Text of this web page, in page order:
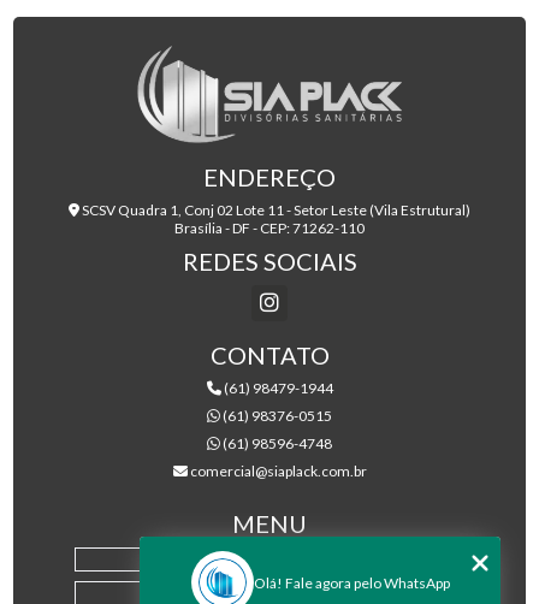
ENDEREÇO
SCSV Quadra 1, Conj 02 Lote 11 - Setor Leste (Vila Estrutural)
Brasília - DF - CEP: 71262-110
REDES SOCIAIS
CONTATO
(61) 98479-1944
(61) 98376-0515
(61) 98596-4748
comercial@siaplack.com.br
MENU
EMPRESA
Olá! Fale agora pelo WhatsApp